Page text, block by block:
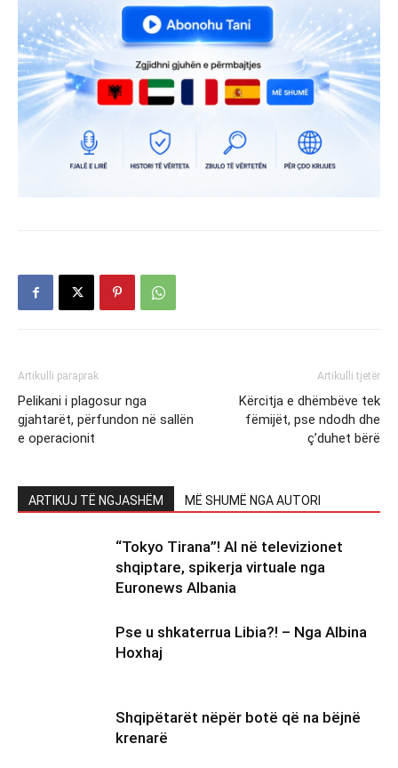
Artikulli paraprak
Pelikani i plagosur nga
gjahtarët, përfundon në sallën
e operacionit
Artikulli tjetër
Kërcitja e dhëmbëve tek
fëmijët, pse ndodh dhe
ç’duhet bërë
ARTIKUJ TË NGJASHËM MË SHUMË NGA AUTORI
“Tokyo Tirana”! AI në televizionet
shqiptare, spikerja virtuale nga
Euronews Albania
Pse u shkaterrua Libia?! – Nga Albina
Hoxhaj
Shqipëtarët nëpër botë që na bëjnë
krenarë